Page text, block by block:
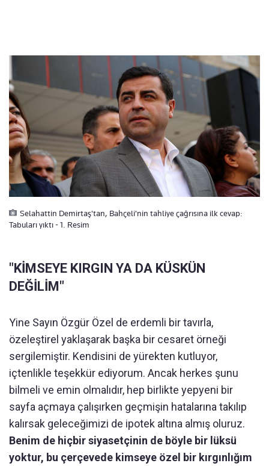
Selahattin Demirtaş'tan, Bahçeli'nin tahliye çağrısına ilk cevap:
Tabuları yıktı - 1. Resim
"KİMSEYE KIRGIN YA DA KÜSKÜN
DEĞİLİM"
Yine Sayın Özgür Özel de erdemli bir tavırla,
özeleştirel yaklaşarak başka bir cesaret örneği
sergilemiştir. Kendisini de yürekten kutluyor,
içtenlikle teşekkür ediyorum. Ancak herkes şunu
bilmeli ve emin olmalıdır, hep birlikte yepyeni bir
sayfa açmaya çalışırken geçmişin hatalarına takılıp
kalırsak geleceğimizi de ipotek altına almış oluruz.
Benim de hiçbir siyasetçinin de böyle bir lüksü
yoktur, bu çerçevede kimseye özel bir kırgınlığım